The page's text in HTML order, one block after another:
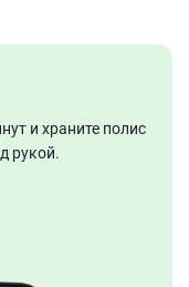
и храните полис
рукой.